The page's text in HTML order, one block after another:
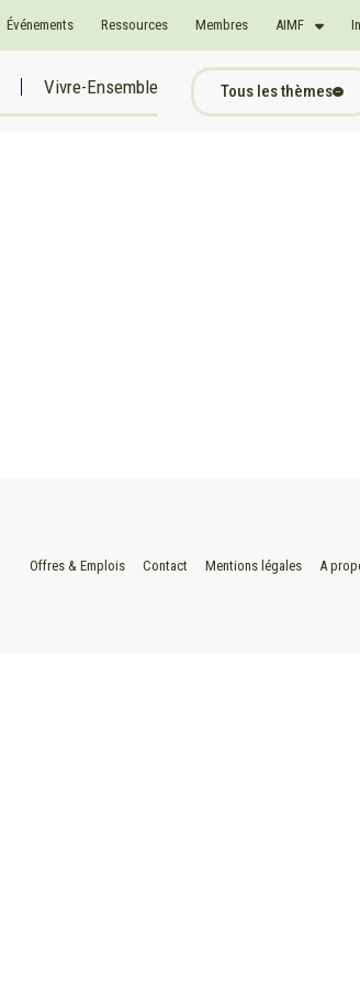
Événements Ressources Membres AIMF
Vivre-Ensemble Tous les thèmes
Offres & Emplois Contact Mentions légales A